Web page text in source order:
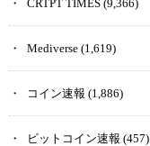
CRTPT TIMES (9,366)
Mediverse (1,619)
コイン速報 (1,886)
ビットコイン速報 (457)